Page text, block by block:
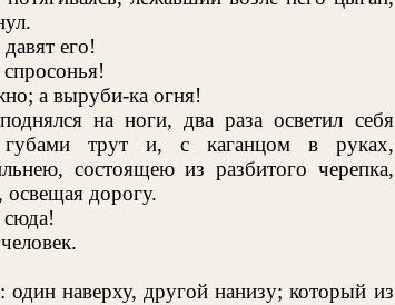
его!
а выруби-ка огня!
на ноги, два раза осветил себя
губами трут и, с каганцом в руках,
состоящею из разбитого черепка,
дорогу.
наверху, другой нанизу; который из